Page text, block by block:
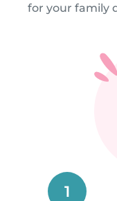
for your family
1